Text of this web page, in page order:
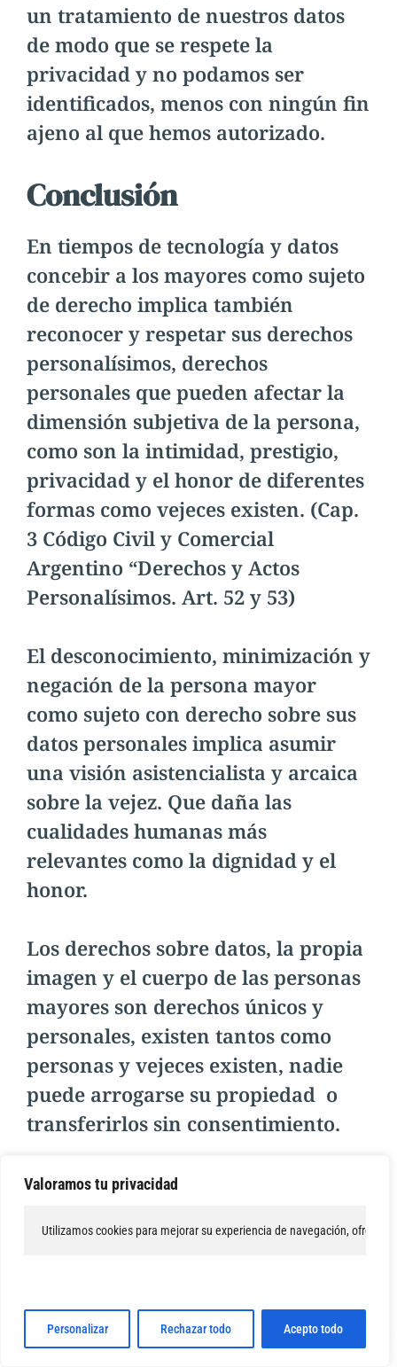
Valoramos tu privacidad
Utilizamos cookies para mejorar su experiencia de navegación, ofrecer
Personalizar Rechazar todo Acepto todo
un tratamiento de nuestros datos
de modo que se respete la
privacidad y no podamos ser
identificados, menos con ningún fin
ajeno al que hemos autorizado.
Conclusión
En tiempos de tecnología y datos
concebir a los mayores como sujeto
de derecho implica también
reconocer y respetar sus derechos
personalísimos, derechos
personales que pueden afectar la
dimensión subjetiva de la persona,
como son la intimidad, prestigio,
privacidad y el honor de diferentes
formas como vejeces existen. (Cap.
3 Código Civil y Comercial
Argentino “Derechos y Actos
Personalísimos. Art. 52 y 53)
El desconocimiento, minimización y
negación de la persona mayor
como sujeto con derecho sobre sus
datos personales implica asumir
una visión asistencialista y arcaica
sobre la vejez. Que daña las
cualidades humanas más
relevantes como la dignidad y el
honor.
Los derechos sobre datos, la propia
imagen y el cuerpo de las personas
mayores son derechos únicos y
personales, existen tantos como
personas y vejeces existen, nadie
puede arrogarse su propiedad o
transferirlos sin consentimiento.
Constituyen lo más esencial de la
alguno de estos derechos implica
sentido moral del respeto al honor
y prestigio de la persona.